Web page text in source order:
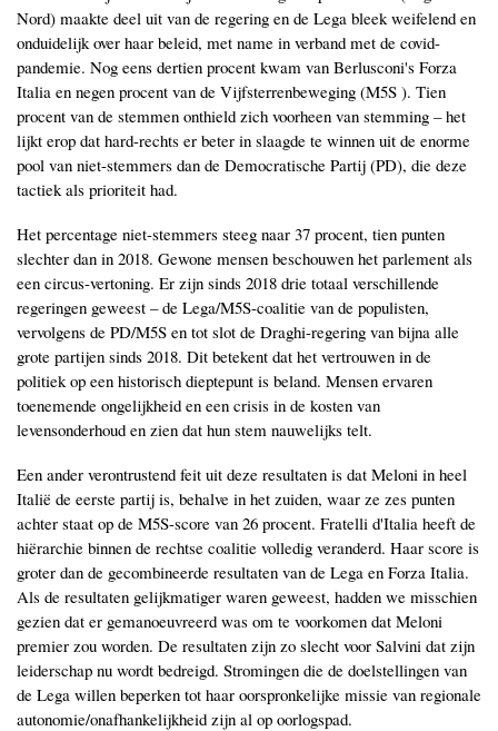
Nord) maakte deel uit van de regering en de Lega bleek weifelend en
onduidelijk over haar beleid, met name in verband met de covid-
pandemie. Nog eens dertien procent kwam van Berlusconi's Forza
Italia en negen procent van de Vijfsterrenbeweging (M5S ). Tien
procent van de stemmen onthield zich voorheen van stemming – het
lijkt erop dat hard-rechts er beter in slaagde te winnen uit de enorme
pool van niet-stemmers dan de Democratische Partij (PD), die deze
tactiek als prioriteit had.
Het percentage niet-stemmers steeg naar 37 procent, tien punten
slechter dan in 2018. Gewone mensen beschouwen het parlement als
een circus-vertoning. Er zijn sinds 2018 drie totaal verschillende
regeringen geweest – de Lega/M5S-coalitie van de populisten,
vervolgens de PD/M5S en tot slot de Draghi-regering van bijna alle
grote partijen sinds 2018. Dit betekent dat het vertrouwen in de
politiek op een historisch dieptepunt is beland. Mensen ervaren
toenemende ongelijkheid en een crisis in de kosten van
levensonderhoud en zien dat hun stem nauwelijks telt.
Een ander verontrustend feit uit deze resultaten is dat Meloni in heel
Italië de eerste partij is, behalve in het zuiden, waar ze zes punten
achter staat op de M5S-score van 26 procent. Fratelli d'Italia heeft de
hiërarchie binnen de rechtse coalitie volledig veranderd. Haar score is
groter dan de gecombineerde resultaten van de Lega en Forza Italia.
Als de resultaten gelijkmatiger waren geweest, hadden we misschien
gezien dat er gemanoeuvreerd was om te voorkomen dat Meloni
premier zou worden. De resultaten zijn zo slecht voor Salvini dat zijn
leiderschap nu wordt bedreigd. Stromingen die de doelstellingen van
de Lega willen beperken tot haar oorspronkelijke missie van regionale
autonomie/onafhankelijkheid zijn al op oorlogspad.